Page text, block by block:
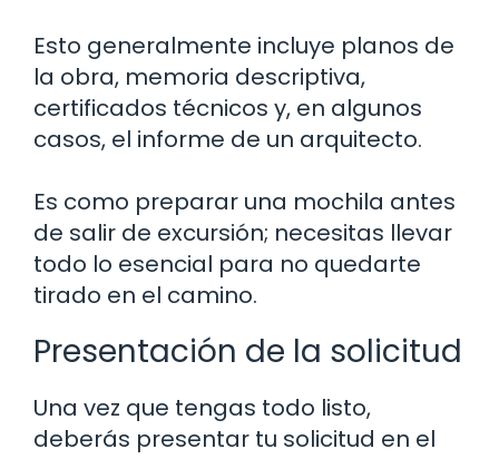
Esto generalmente incluye planos de
la obra, memoria descriptiva,
certificados técnicos y, en algunos
casos, el informe de un arquitecto.
Es como preparar una mochila antes
de salir de excursión; necesitas llevar
todo lo esencial para no quedarte
tirado en el camino.
Presentación de la solicitud
Una vez que tengas todo listo,
deberás presentar tu solicitud en el